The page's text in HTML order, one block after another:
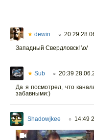
★ dewin ○ 20:29
Западный Свердловск! \o/
★ Sub ○ 20:39
Да я посмотрел, что
забавными:)
Shadowjkee ○ 14:49